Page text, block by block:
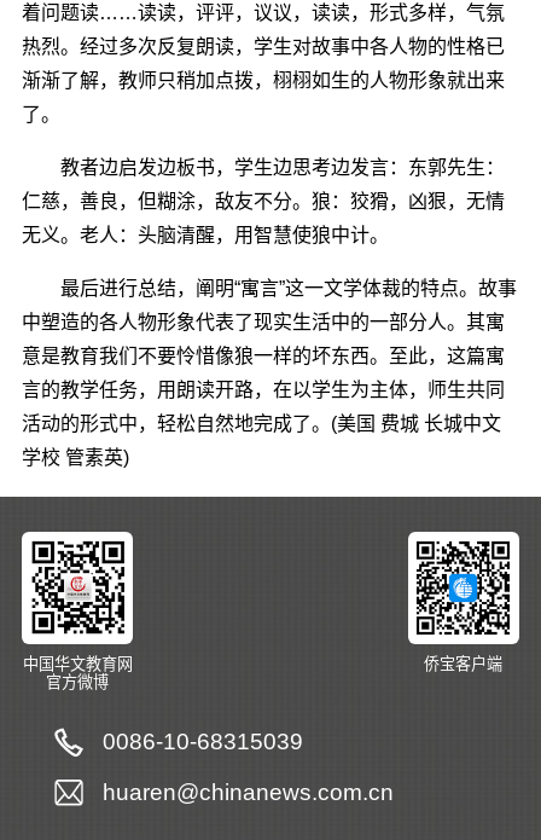
着问题读……读读，评评，议议，读读，形式多样，气氛
热烈。经过多次反复朗读，学生对故事中各人物的性格已
渐渐了解，教师只稍加点拨，栩栩如生的人物形象就出来
了。
教者边启发边板书，学生边思考边发言：东郭先生：
仁慈，善良，但糊涂，敌友不分。狼：狡猾，凶狠，无情
无义。老人：头脑清醒，用智慧使狼中计。
最后进行总结，阐明“寓言”这一文学体裁的特点。故事
中塑造的各人物形象代表了现实生活中的一部分人。其寓
意是教育我们不要怜惜像狼一样的坏东西。至此，这篇寓
言的教学任务，用朗读开路，在以学生为主体，师生共同
活动的形式中，轻松自然地完成了。(美国 费城 长城中文
学校 管素英)
中国华文教育网
官方微博
侨宝客户端
0086-10-68315039
huaren@chinanews.com.cn